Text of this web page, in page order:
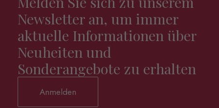
Newsletter an, um immer
aktuelle Informationen über
Neuheiten und
Sonderangebote zu erhalten
Anmelden